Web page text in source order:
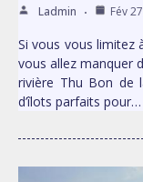
Ladmin Fév
Si vous vous limitez
vous allez manquer
rivière Thu Bon de
d’îlots parfaits pour…